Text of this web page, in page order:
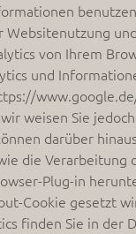
von Ihrem
und
weisen Sie
darüber
die
Plug-in
Cookie gesetzt
finden Sie in der